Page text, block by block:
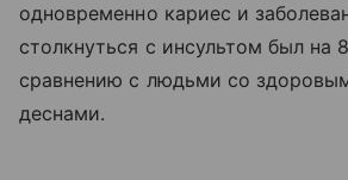
одновременно кариес и
столкнуться с инсультом был на
сравнению с людьми со
деснами.